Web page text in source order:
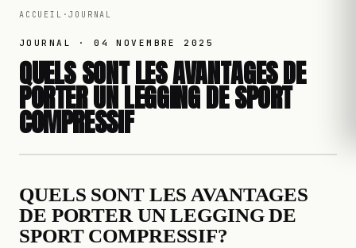
ACCUEIL ·JOURNAL
JOURNAL ·04 NOVEMBRE 2025
QUELS SONT LES AVANTAGES DE
PORTER UN LEGGING DE SPORT
COMPRESSIF
QUELS SONT LES AVANTAGES
DE PORTER UN LEGGING DE
SPORT COMPRESSIF?